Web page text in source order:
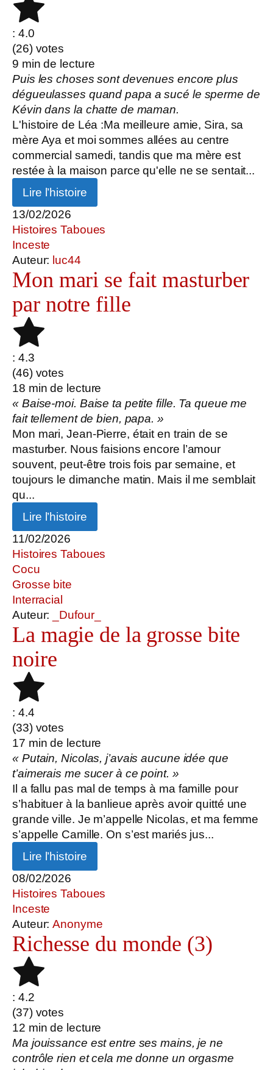
: 4.0
(26) votes
9 min de lecture
Puis les choses sont devenues encore plus
dégueulasses quand papa a sucé le sperme de
Kévin dans la chatte de maman.
L'histoire de Léa :Ma meilleure amie, Sira, sa
mère Aya et moi sommes allées au centre
commercial samedi, tandis que ma mère est
restée à la maison parce qu'elle ne se sentait...
Lire l’histoire
13/02/2026
Histoires Taboues
Inceste
Auteur: luc44
Mon mari se fait masturber
par notre fille
: 4.3
(46) votes
18 min de lecture
« Baise-moi. Baise ta petite fille. Ta queue me
fait tellement de bien, papa. »
Mon mari, Jean-Pierre, était en train de se
masturber. Nous faisions encore l’amour
souvent, peut-être trois fois par semaine, et
toujours le dimanche matin. Mais il me semblait
qu...
Lire l’histoire
11/02/2026
Histoires Taboues
Cocu
Grosse bite
Interracial
Auteur:
_Dufour_
La magie de la grosse bite
noire
: 4.4
(33) votes
17 min de lecture
« Putain, Nicolas, j’avais aucune idée que
t’aimerais me sucer à ce point. »
Il a fallu pas mal de temps à ma famille pour
s’habituer à la banlieue après avoir quitté une
grande ville. Je m’appelle Nicolas, et ma femme
s’appelle Camille. On s’est mariés jus...
Lire l’histoire
08/02/2026
Histoires Taboues
Inceste
Auteur:Anonyme
Richesse du monde (3)
: 4.2
(37) votes
12 min de lecture
Ma jouissance est entre ses mains, je ne
contrôle rien et cela me donne un orgasme